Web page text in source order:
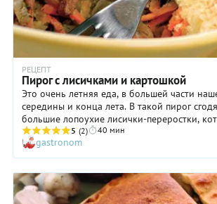
РЕЦЕПТ
Пирог с лисичками и картошкой
Это очень летняя еда, в большей части
середины и конца лета. В такой пирог
большие лопоухие лисички-переростки,
это время встречается в лесу.
5 (2) 40 мин
gastronom